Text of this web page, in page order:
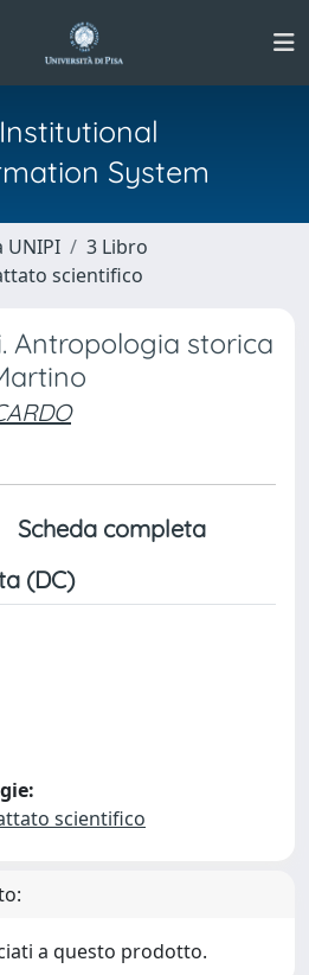
Institutional
System
UNIPI
3 Libro
scientifico
Antropologia storica
Scheda completa
(DC)
scientifico
a questo prodotto.